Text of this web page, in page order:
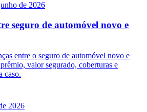
de 2026
seguro de automóvel novo e
entre o seguro de automóvel novo e
valor segurado, coberturas e
caso.
2026